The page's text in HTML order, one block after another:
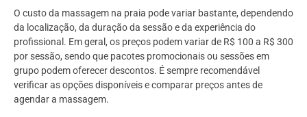
O custo da massagem na praia pode variar bastante, dependendo
da localização, da duração da sessão e da experiência do
profissional. Em geral, os preços podem variar de R$ 100 a R$ 300
por sessão, sendo que pacotes promocionais ou sessões em
grupo podem oferecer descontos. É sempre recomendável
verificar as opções disponíveis e comparar preços antes de
agendar a massagem.